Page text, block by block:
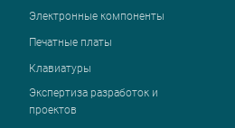
Электронные компоненты
Печатные платы
Клавиатуры
Экспертиза разработок и
проектов